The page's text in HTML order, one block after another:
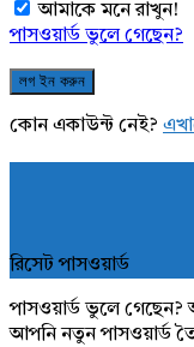
আমাকে মনে রাখুন!
পাসওয়ার্ড ভুলে গেছেন?
কোন একাউন্ট নেই?
রিসেট পাসওয়ার্ড
পাসওয়ার্ড ভুলে গেছেন?
আপনি নতুন পাসওয়ার্ড